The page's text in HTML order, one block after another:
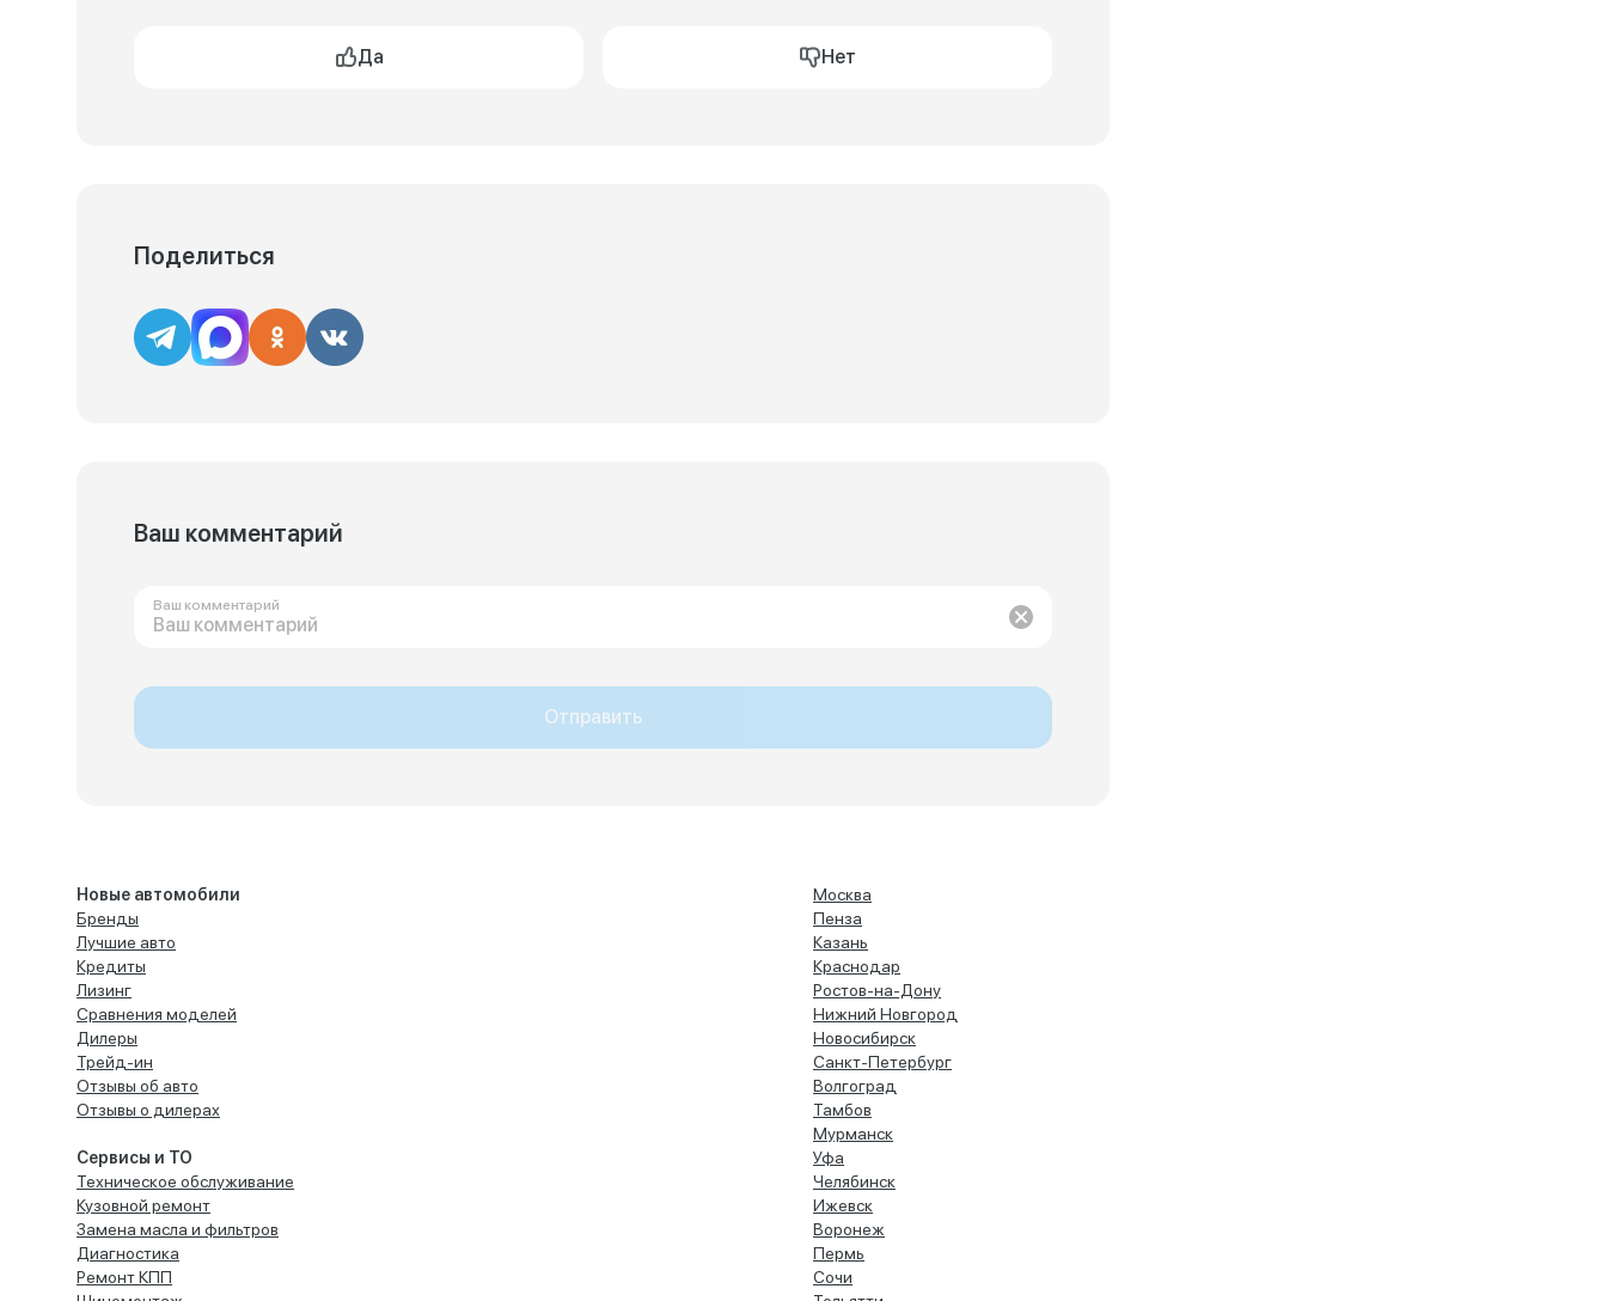
Да Нет
Поделиться
Ваш комментарий
Ваш комментарий
Отправить
Новые автомобили
Бренды
Лучшие авто
Кредиты
Лизинг
Сравнения моделей
Дилеры
Трейд-ин
Отзывы об авто
Отзывы о дилерах
Сервисы и ТО
Техническое обслуживание
Кузовной ремонт
Замена масла и фильтров
Диагностика
Ремонт КПП
Москва
Пенза
Казань
Краснодар
Ростов-на-Дону
Нижний Новгород
Новосибирск
Санкт-Петербург
Волгоград
Тамбов
Мурманск
Уфа
Челябинск
Ижевск
Воронеж
Пермь
Сочи